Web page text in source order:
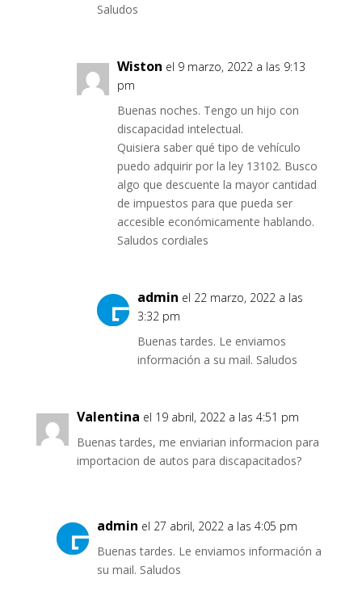
Saludos
Wiston el 9 marzo, 2022 a las 9:13
pm
Buenas noches. Tengo un hijo con
discapacidad intelectual.
Quisiera saber qué tipo de vehículo
puedo adquirir por la ley 13102. Busco
algo que descuente la mayor cantidad
de impuestos para que pueda ser
accesible económicamente hablando.
Saludos cordiales
admin el 22 marzo, 2022 a las
3:32 pm
Buenas tardes. Le enviamos
información a su mail. Saludos
Valentina el 19 abril, 2022 a las 4:51 pm
Buenas tardes, me enviarian informacion para
importacion de autos para discapacitados?
admin el 27 abril, 2022 a las 4:05 pm
Buenas tardes. Le enviamos información a
su mail. Saludos